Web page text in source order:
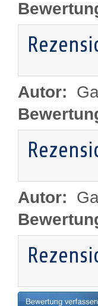
Autor:
Autor: